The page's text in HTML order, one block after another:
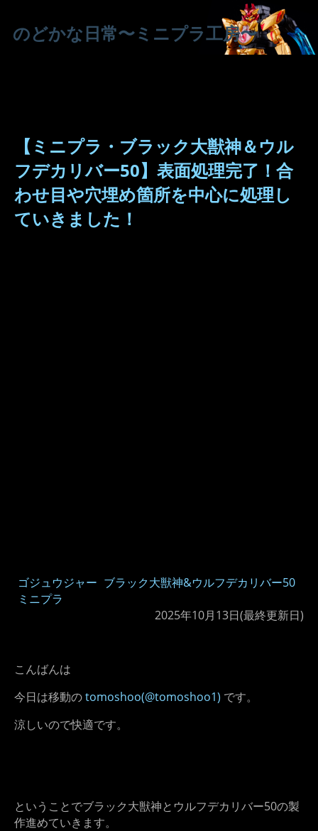
のどかな日常〜ミニプラ工房〜
【ミニプラ・ブラック大獣神＆ウル
フデカリバー50】表面処理完了！合
わせ目や穴埋め箇所を中心に処理し
ていきました！
ゴジュウジャー ブラック大獣神&ウルフデカリバー50
ミニプラ
2025年10月13日(最終更新日)
こんばんは
今日は移動のtomoshoo(@tomoshoo1) です。
涼しいので快適です。
ということでブラック大獣神とウルフデカリバー50の製
作進めていきます。